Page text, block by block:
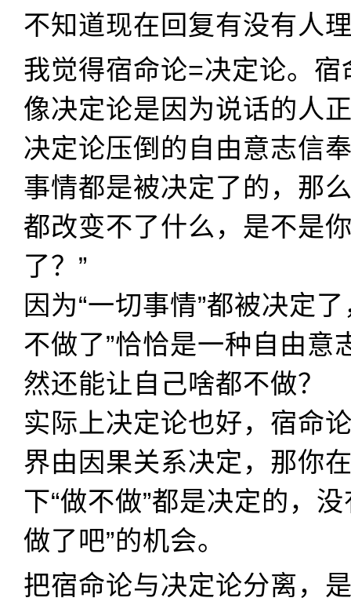
不知道现在回复有没有人
我觉得宿命论=决定论。宿
像决定论是因为说话的人
决定论压倒的自由意志信
事情都是被决定了的，那
都改变不了什么，是不是
了？”
因为“一切事情”都被决定
不做了”恰恰是一种自由意
然还能让自己啥都不做？
实际上决定论也好，宿命
界由因果关系决定，那你
下“做不做”都是决定的，
做了吧”的机会。
把宿命论与决定论分离，